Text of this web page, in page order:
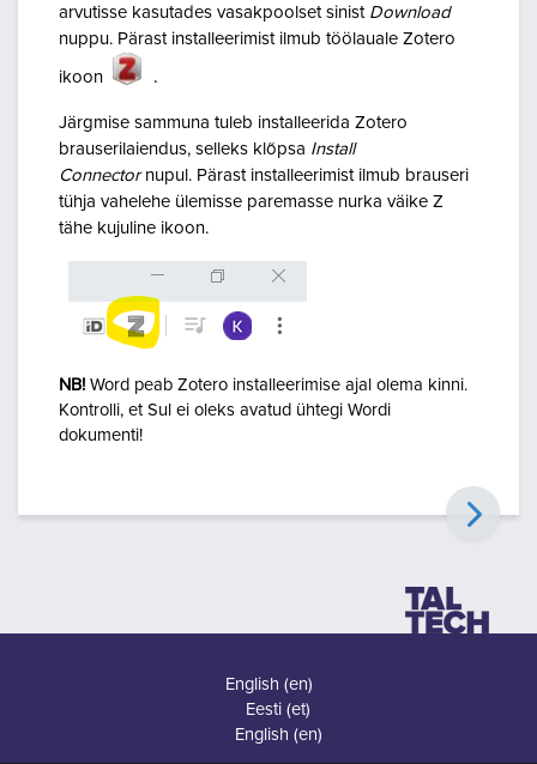
arvutisse kasutades vasakpoolset sinist Download
nuppu. Pärast installeerimist ilmub töölauale Zotero
ikoon .
Järgmise sammuna tuleb installeerida Zotero
brauserilaiendus, selleks klõpsa Install
Connector nupul. Pärast installeerimist ilmub brauseri
tühja vahelehe ülemisse paremasse nurka väike Z
tähe kujuline ikoon.
NB! Word peab Zotero installeerimise ajal olema kinni.
Kontrolli, et Sul ei oleks avatud ühtegi Wordi
dokumenti!
English ‎(en)‎
Eesti ‎(et)‎
English ‎(en)‎